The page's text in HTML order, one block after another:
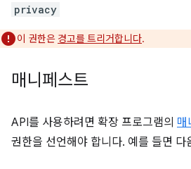
privacy
이 권한은 경고를 트리거합니다.
매니페스트
API를 사용하려면 확장 프로그램의 매
권한을 선언해야 합니다. 예를 들면 다